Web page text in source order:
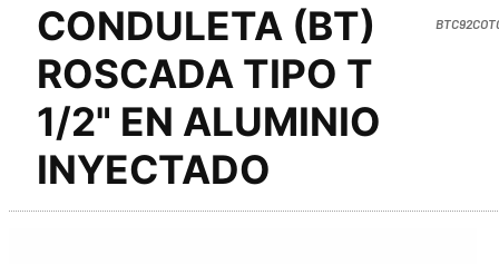
CONDULETA (BT)
ROSCADA TIPO T
1/2" EN ALUMINIO
INYECTADO